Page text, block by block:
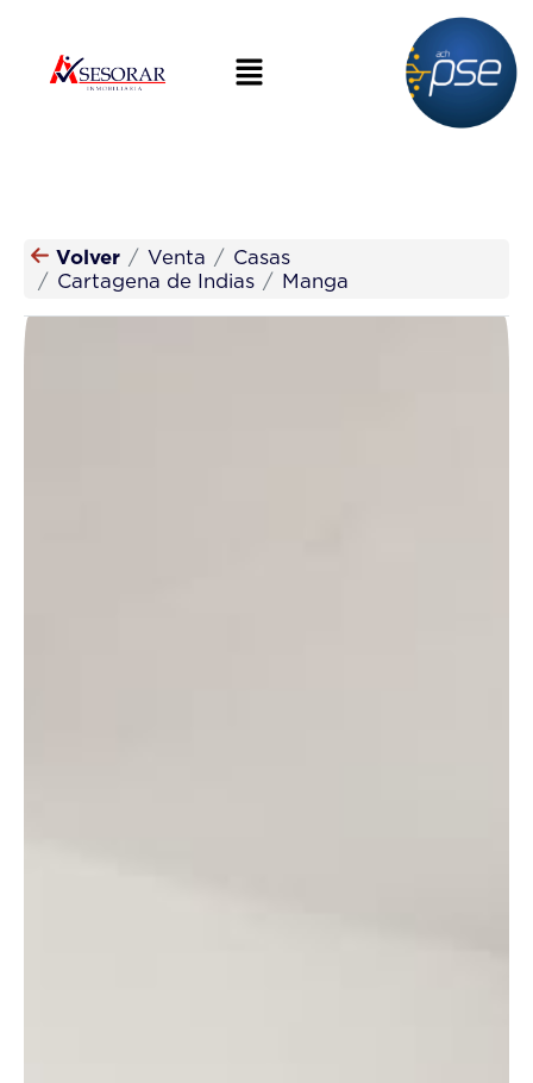
Volver Venta
Casas
Cartagena de Indias
Manga